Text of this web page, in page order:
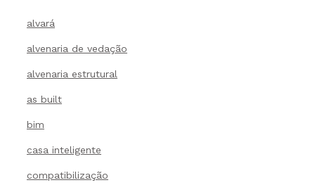
alvará
alvenaria de vedação
alvenaria estrutural
as built
bim
casa inteligente
compatibilização